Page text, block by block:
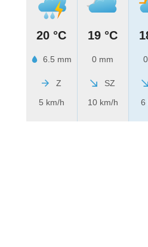
20 °C
6.5 mm
Z
5 km/h
19 °C
0 mm
SZ
10 km/h
6